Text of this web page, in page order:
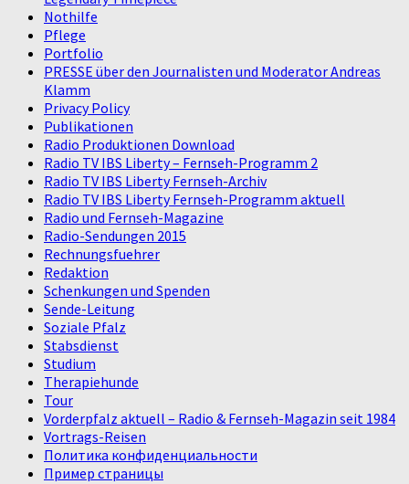
Nothilfe
Pflege
Portfolio
PRESSE über den Journalisten und Moderator Andreas
Klamm
Privacy Policy
Publikationen
Radio Produktionen Download
Radio TV IBS Liberty – Fernseh-Programm 2
Radio TV IBS Liberty Fernseh-Archiv
Radio TV IBS Liberty Fernseh-Programm aktuell
Radio und Fernseh-Magazine
Radio-Sendungen 2015
Rechnungsfuehrer
Redaktion
Schenkungen und Spenden
Sende-Leitung
Soziale Pfalz
Stabsdienst
Studium
Therapiehunde
Tour
Vorderpfalz aktuell – Radio & Fernseh-Magazin seit 1984
Vortrags-Reisen
Политика конфиденциальности
Пример страницы